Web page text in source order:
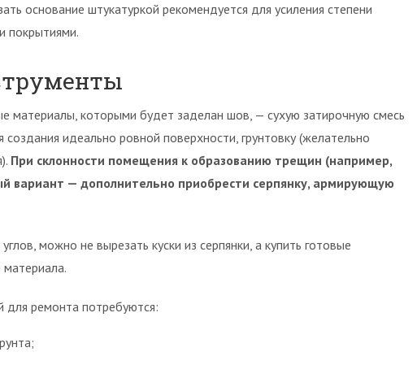
основание штукатуркой рекомендуется для усиления степени
покрытиями.
материалы, которыми будет заделан шов, — сухую затирочную смесь
идеально ровной поверхности, грунтовку (желательно
При склонности помещения к образованию трещин (например,
вариант — дополнительно приобрести серпянку, армирующую
можно не вырезать куски из серпянки, а купить готовые
для ремонта потребуются: